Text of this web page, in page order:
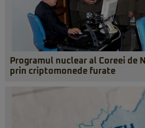
Programul nuclear al Coreei de
prin criptomonede furate